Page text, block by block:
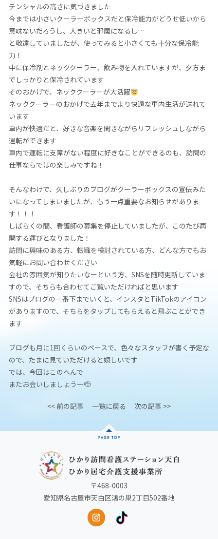
テンシャルの高さに気づきました
今までは小さいクーラーボックスだと保冷能力がどうせ低いから
意味ないだろうし、大きいと邪魔になるし…
と敬遠していましたが、使ってみると小さくても十分な保冷能
力！
中に保冷剤とネッククーラー、飲み物を入れていますが、夕方ま
でしっかりと保冷されています
そのおかげで、ネッククーラーが大活躍
ネッククーラーのおかげで去年までより快適な車内生活が送れて
います
車内が快適だと、好きな音楽を聞きながらリフレッシュしながら
運転ができます
車内で運転に支障がない程度に好きなことができるのも、訪問の
仕事ならではの楽しみですね！
そんなわけで、久しぶりのブログがクーラーボックスの宣伝みた
いになってしまいましたが、もう一点重要なお知らせがありま
す！！！
しばらくの間、看護師の募集を停止していましたが、このたび再
開する運びとなりました！
訪問に興味のある方、転職を検討されている方、どんな方でもお
気軽にお問い合わせください
会社の雰囲気が知りたいなーという方、SNSを随時更新していま
すので、そちらも合わせてご覧いただければと思います
SNSはブログの一番下までいくと、インスタとTikTokのアイコン
がありますので、そちらをタップしてもらえると飛ぶことができ
ます
ブログも月に1回くらいのペースで、色々なスタッフが書く予定な
ので、たまに見ていただけると嬉しいです
では、今回はこのへんで
またお会いしましょうー🫡
<< 前の記事 一覧に戻る 次の記事 >>
〒468-0003
愛知県名古屋市天白区鴻の巣2丁目502番地